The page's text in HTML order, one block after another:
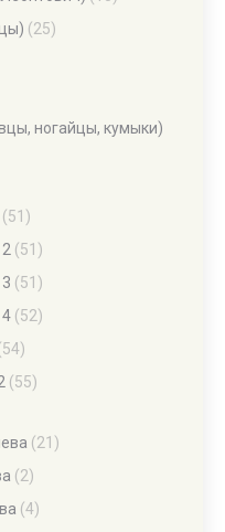
(25)
ногайцы, кумыки)
(51)
(51)
(51)
(52)
(55)
(21)
(2)
(4)